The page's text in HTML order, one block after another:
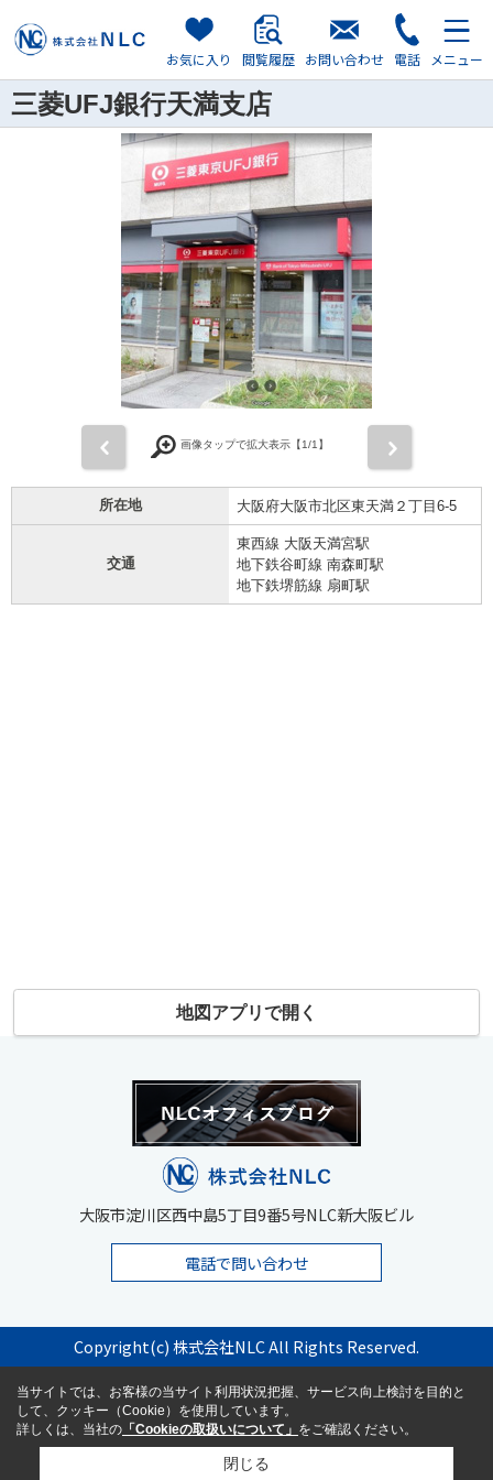
お気に入り 閲覧履歴 お問い合わせ 電話 メニュー
三菱UFJ銀行天満支店
画像タップで拡大表示【1/1】
所在地 大阪府大阪市北区東天満２丁目6-5
交通
東西線 大阪天満宮駅
地下鉄谷町線 南森町駅
地下鉄堺筋線 扇町駅
地図アプリで開く
大阪市淀川区西中島5丁目9番5号NLC新大阪ビル
電話で問い合わせ
Copyright(c) 株式会社NLC All Rights Reserved.
当サイトでは、お客様の当サイト利用状況把握、サービス向上検討を目的と
して、クッキー（Cookie）を使用しています。
詳しくは、当社の 「Cookieの取扱いについて」 をご確認ください。
閉じる